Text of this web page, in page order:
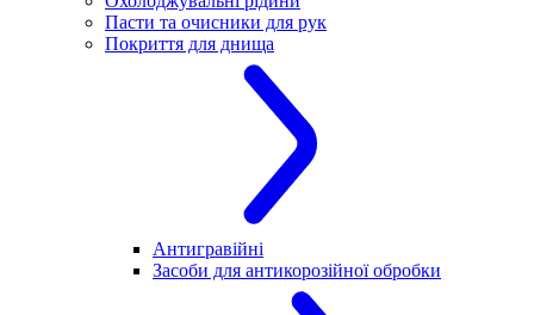
Пасти та очисники для рук
Покриття для днища
Антигравійні
Засоби для антикорозійної обробки